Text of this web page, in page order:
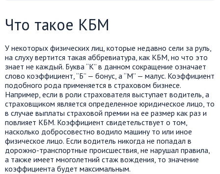
Что такое КБМ
У некоторых физических лиц, которые недавно сели за руль,
на слуху вертится такая аббревиатура, как КБМ, но что это
знает не каждый. Буква “К” в данном сокращение означает
слово коэффициент, “Б” — бонус, а “М” — малус. Коэффициент
подобного рода применяется в страховом бизнесе.
Например, если в роли страхователя выступает водитель, а
страховщиком является определенное юридическое лицо, то
в случае выплаты страховой премии на ее размер как раз и
повлияет КБМ. Коэффициент свидетельствует о том,
насколько добросовестно водило машину то или иное
физическое лицо. Если водитель никогда не попадал в
дорожно-транспортные происшествия, не нарушал правила,
а также имеет многолетний стаж вождения, то значение
коэффициента будет максимальным.